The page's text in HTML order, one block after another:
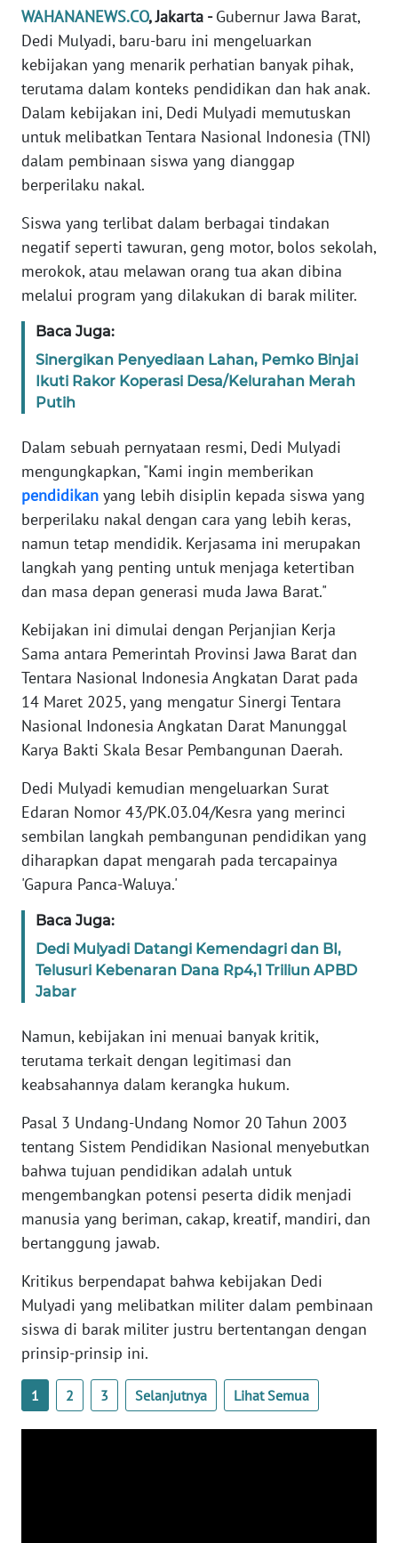
WAHANANEWS.CO, Jakarta -Gubernur Jawa Barat,
Dedi Mulyadi, baru-baru ini mengeluarkan
kebijakan yang menarik perhatian banyak pihak,
terutama dalam konteks pendidikan dan hak anak.
Dalam kebijakan ini, Dedi Mulyadi memutuskan
untuk melibatkan Tentara Nasional Indonesia (TNI)
dalam pembinaan siswa yang dianggap
berperilaku nakal.
Siswa yang terlibat dalam berbagai tindakan
negatif seperti tawuran, geng motor, bolos sekolah,
merokok, atau melawan orang tua akan dibina
melalui program yang dilakukan di barak militer.
Baca Juga:
Sinergikan Penyediaan Lahan, Pemko Binjai
Ikuti Rakor Koperasi Desa/Kelurahan Merah
Putih
Dalam sebuah pernyataan resmi, Dedi Mulyadi
mengungkapkan, "Kami ingin memberikan
pendidikan yang lebih disiplin kepada siswa yang
berperilaku nakal dengan cara yang lebih keras,
namun tetap mendidik. Kerjasama ini merupakan
langkah yang penting untuk menjaga ketertiban
dan masa depan generasi muda Jawa Barat."
Kebijakan ini dimulai dengan Perjanjian Kerja
Sama antara Pemerintah Provinsi Jawa Barat dan
Tentara Nasional Indonesia Angkatan Darat pada
14 Maret 2025, yang mengatur Sinergi Tentara
Nasional Indonesia Angkatan Darat Manunggal
Karya Bakti Skala Besar Pembangunan Daerah.
Dedi Mulyadi kemudian mengeluarkan Surat
Edaran Nomor 43/PK.03.04/Kesra yang merinci
sembilan langkah pembangunan pendidikan yang
diharapkan dapat mengarah pada tercapainya
'Gapura Panca-Waluya.'
Baca Juga:
Dedi Mulyadi Datangi Kemendagri dan BI,
Telusuri Kebenaran Dana Rp4,1 Triliun APBD
Jabar
Namun, kebijakan ini menuai banyak kritik,
terutama terkait dengan legitimasi dan
keabsahannya dalam kerangka hukum.
Pasal 3 Undang-Undang Nomor 20 Tahun 2003
tentang Sistem Pendidikan Nasional menyebutkan
bahwa tujuan pendidikan adalah untuk
mengembangkan potensi peserta didik menjadi
manusia yang beriman, cakap, kreatif, mandiri, dan
bertanggung jawab.
Kritikus berpendapat bahwa kebijakan Dedi
Mulyadi yang melibatkan militer dalam pembinaan
siswa di barak militer justru bertentangan dengan
prinsip-prinsip ini.
1 2 3 Selanjutnya Lihat Semua
BERITA
KONTAK
KAMI
IKLAN
TENTANG
PEDOMAN
MEDIA
SIBER
REDAKSI
KARIR
Wahana
News
Regional
WN
SUMUT
WN
WN
JABAR
WN
BANTEN
NTT
WN
KEPRI
WN
PAPUA
PAPUA
BARAT
RIAU
WN
SERAMBI
WN
WN
SULTRA
NTB